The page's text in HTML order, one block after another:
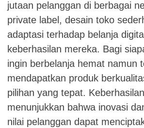
jutaan pelanggan di berbagai
private label, desain toko
adaptasi terhadap belanja
keberhasilan mereka. Bagi
ingin berbelanja hemat namun
mendapatkan produk
pilihan yang tepat.
menunjukkan bahwa inovasi
nilai pelanggan dapat